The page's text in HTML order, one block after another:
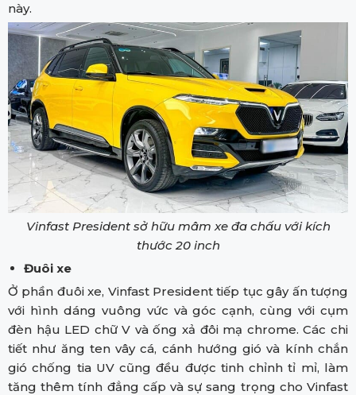
này.
Vinfast President sở hữu mâm xe đa chấu với kích
thước 20 inch
Đuôi xe
Ở phần đuôi xe, Vinfast President tiếp tục gây ấn tượng
với hình dáng vuông vức và góc cạnh, cùng với cụm
đèn hậu LED chữ V và ống xả đôi mạ chrome. Các chi
tiết như ăng ten vây cá, cánh hướng gió và kính chắn
gió chống tia UV cũng đều được tinh chỉnh tỉ mỉ, làm
tăng thêm tính đẳng cấp và sự sang trọng cho Vinfast